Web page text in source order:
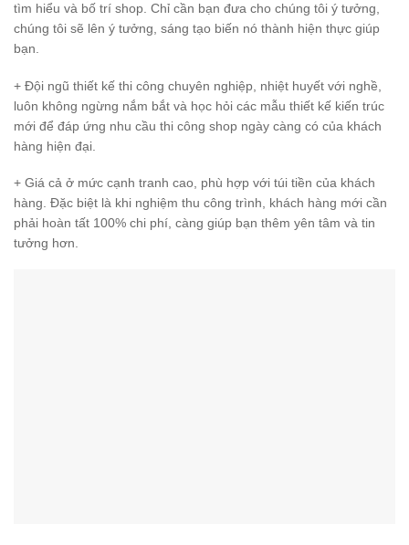
tìm hiểu và bố trí shop. Chỉ cần bạn đưa cho chúng tôi ý tưởng,
chúng tôi sẽ lên ý tưởng, sáng tạo biến nó thành hiện thực giúp
bạn.
+ Đội ngũ thiết kế thi công chuyên nghiệp, nhiệt huyết với nghề,
luôn không ngừng nắm bắt và học hỏi các mẫu thiết kế kiến trúc
mới để đáp ứng nhu cầu thi công shop ngày càng có của khách
hàng hiện đại.
+ Giá cả ở mức cạnh tranh cao, phù hợp với túi tiền của khách
hàng. Đặc biệt là khi nghiệm thu công trình, khách hàng mới cần
phải hoàn tất 100% chi phí, càng giúp bạn thêm yên tâm và tin
tưởng hơn.